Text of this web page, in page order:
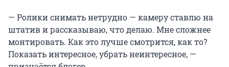
— Ролики снимать нетрудно — камеру ставлю на
штатив и рассказываю, что делаю. Мне сложнее
монтировать. Как это лучше смотрится, как то?
Показать интересное, убрать неинтересное, —